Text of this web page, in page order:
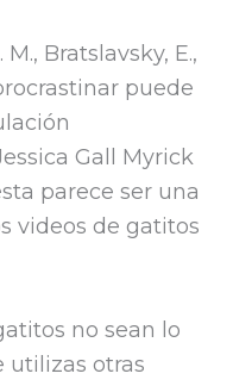
Bratslavsky, E.,
puede
Gall Myrick
parece ser una
videos de gatitos
no sean lo
utilizas otras